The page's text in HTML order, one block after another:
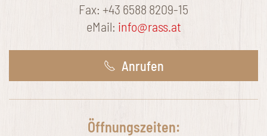
Fax: +43 6588 8209-15
eMail: info@rass.at
Anrufen
Öffnungszeiten: